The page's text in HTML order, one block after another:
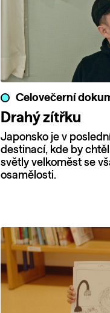
Celovečerní
Drahý zítřku
Japonsko je v
destinací, kde by
světly velkoměst se
osamělosti.